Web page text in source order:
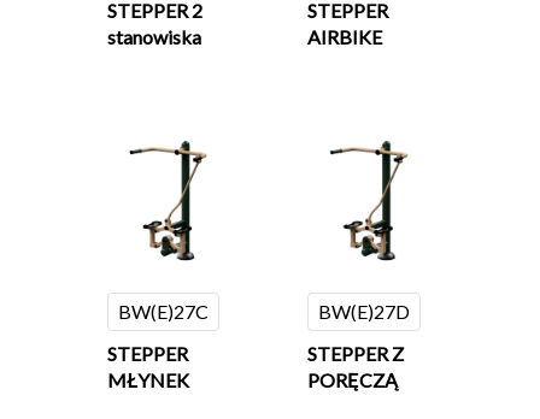
STEPPER 2
stanowiska
STEPPER
AIRBIKE
BW(E)27C
STEPPER
MŁYNEK
BW(E)27D
STEPPER Z
PORĘCZĄ